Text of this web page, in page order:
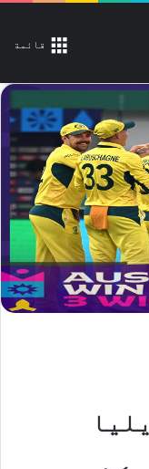
قائمة